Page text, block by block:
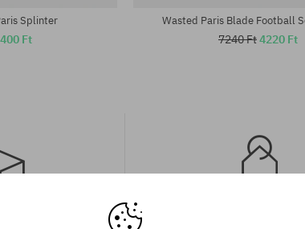
Splinter
Ft
Wasted Paris Blade Football
7240 Ft4220 Ft